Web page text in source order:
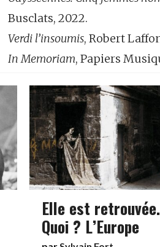
Busclats, 2022.
Verdi l’insoumis, Robert
In Memoriam, Papiers
Elle est retrouvée.
Quoi ? L’Europe